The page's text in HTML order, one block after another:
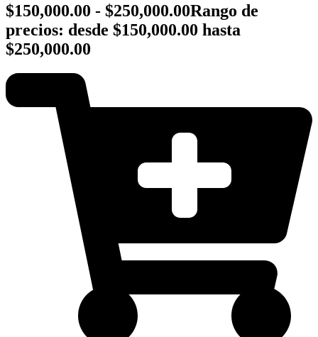
$150,000.00 - $250,000.00Rango de
precios: desde $150,000.00 hasta
$250,000.00